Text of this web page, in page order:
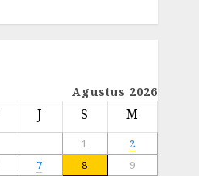
Agustus 2026
J S M
1
2
7 8 9